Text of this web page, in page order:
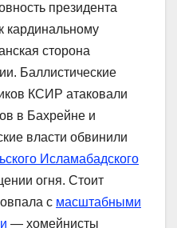
президента
сторона
Баллистические
КСИР атаковали
в Бахрейне и
власти обвинили
Исламабадского
огня. Стоит
с масштабными
— хомейнисты